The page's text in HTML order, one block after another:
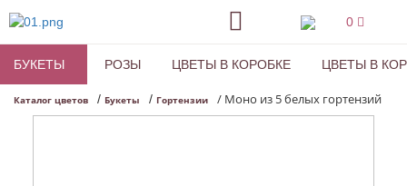
0
БУКЕТЫ РОЗЫ ЦВЕТЫ В КОРОБКЕ ЦВЕТЫ В
Каталог цветов / Букеты / Гортензии / Моно из 5 белых гортензий